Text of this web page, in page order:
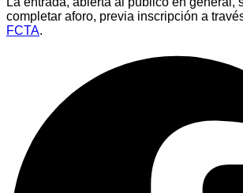
completar aforo, previa inscripción a
FCTA.